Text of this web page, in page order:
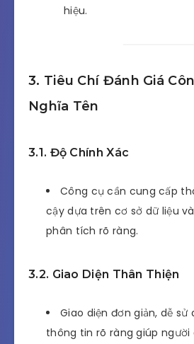
hiệu.
3. Tiêu Chí Đánh Giá
Nghĩa Tên
3.1. Độ Chính Xác
Công cụ cần cung cấp
cậy dựa trên cơ sở dữ liệu
phân tích rõ ràng.
3.2. Giao Diện Thân Thiện
Giao diện đơn giản, dễ sử
thông tin rõ ràng giúp người